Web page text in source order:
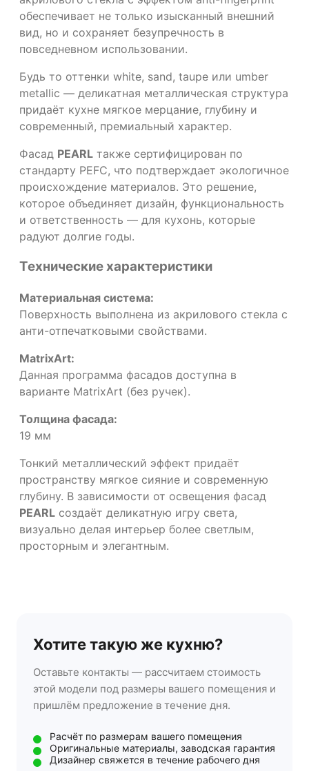
обеспечивает не только изысканный внешний
вид, но и сохраняет безупречность в
повседневном использовании.
Будь то оттенки white, sand, taupe или umber
metallic — деликатная металлическая структура
придаёт кухне мягкое мерцание, глубину и
современный, премиальный характер.
Фасад PEARL также сертифицирован по
стандарту PEFC, что подтверждает экологичное
происхождение материалов. Это решение,
которое объединяет дизайн, функциональность
и ответственность — для кухонь, которые
радуют долгие годы.
Технические характеристики
Материальная система:
Поверхность выполнена из акрилового стекла с
анти-отпечатковыми свойствами.
MatrixArt:
Данная программа фасадов доступна в
варианте MatrixArt (без ручек).
Толщина фасада:
19 мм
Тонкий металлический эффект придаёт
пространству мягкое сияние и современную
глубину. В зависимости от освещения фасад
PEARL создаёт деликатную игру света,
визуально делая интерьер более светлым,
просторным и элегантным.
Хотите такую же кухню?
Оставьте контакты — рассчитаем стоимость
этой модели под размеры вашего помещения и
пришлём предложение в течение дня.
Расчёт по размерам вашего помещения
Оригинальные материалы, заводская гарантия
Дизайнер свяжется в течение рабочего дня